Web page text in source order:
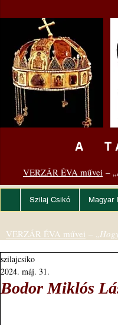
A
VERZÁR ÉVA művei – „
Szilaj Csikó Magyar
Bodor Miklós
szilajcsiko
2024. máj. 31.
VERZÁR ÉVA művei – „